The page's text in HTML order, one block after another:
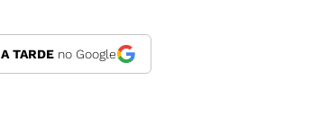
A TARDE no Google